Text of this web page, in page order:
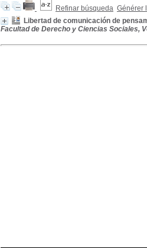
Refinar búsqueda Générer
Libertad de comunicación de
Facultad de Derecho y Ciencias Sociales,